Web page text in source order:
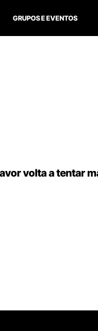
GRUPOS E EVENTOS
volta a tentar